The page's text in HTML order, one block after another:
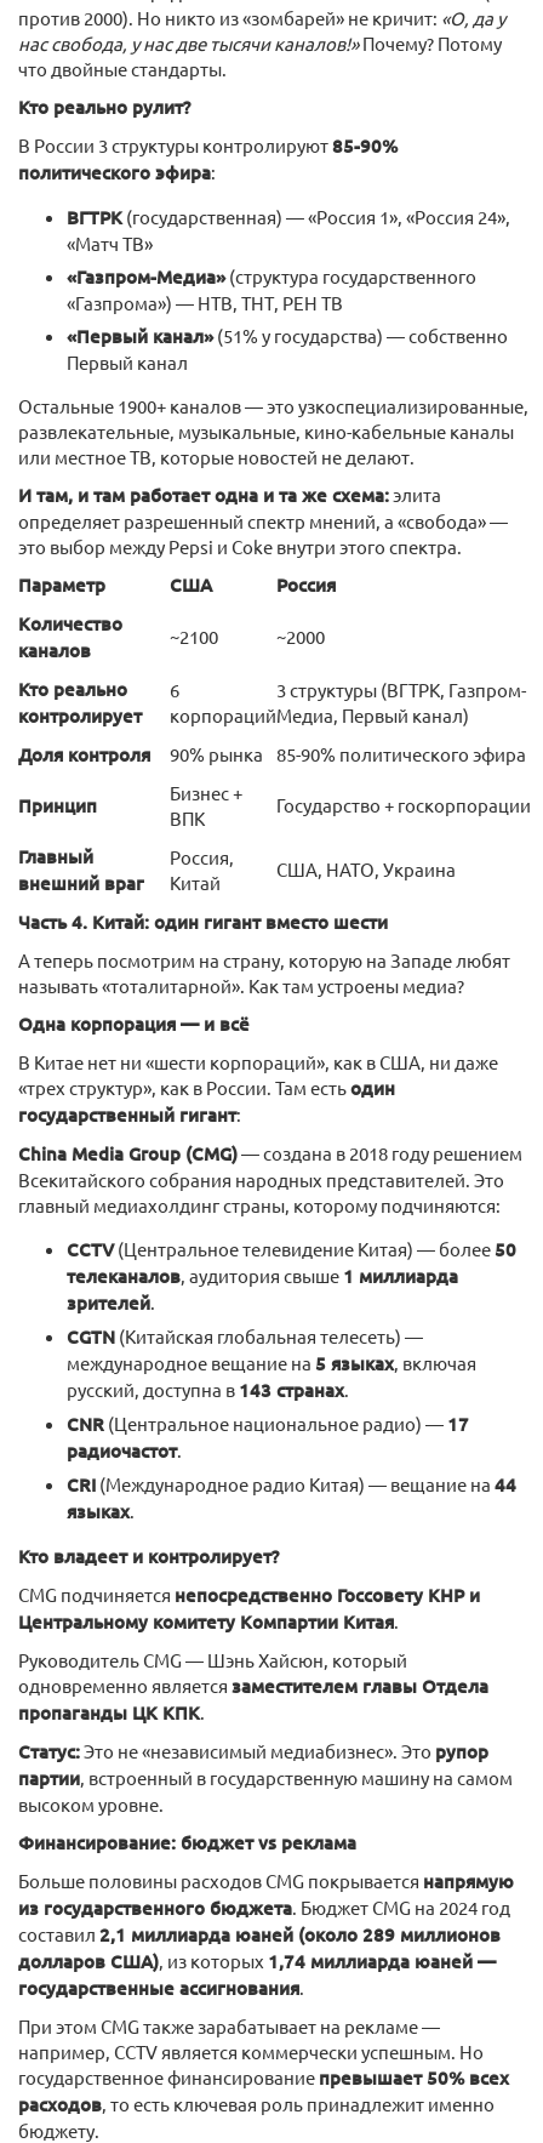
против 2000). Но никто из «зомбарей» не кричит: «О, да у
нас свобода, у нас две тысячи каналов!»Почему? Потому
что двойные стандарты.
Кто реально рулит?
В России 3 структуры контролируют85-90%
политического эфира:
ВГТРК (государственная) — «Россия 1», «Россия 24»,
«Матч ТВ»
«Газпром-Медиа»(структура государственного
«Газпрома») — НТВ, ТНТ, РЕН ТВ
«Первый канал»(51% у государства) — собственно
Первый канал
Остальные 1900+ каналов — это узкоспециализированные,
развлекательные, музыкальные, кино-кабельные каналы
или местное ТВ, которые новостей не делают.
И там, и там работает одна и та же схема:элита
определяет разрешенный спектр мнений, а «свобода» —
это выбор между Pepsi и Coke внутри этого спектра.
Параметр США
Россия
Количество
каналов
~2100 ~2000
Кто реально
контролирует
6
корпораций
3 структуры (ВГТРК, Газпром-
Медиа, Первый канал)
Доля контроля 90% рынка 85-90% политического эфира
Принцип
Бизнес +
ВПК
Государство + госкорпорации
Главный
внешний враг
Россия,
Китай
США, НАТО, Украина
Часть 4. Китай: один гигант вместо шести
А теперь посмотрим на страну, которую на Западе любят
называть «тоталитарной». Как там устроены медиа?
Одна корпорация — и всё
В Китае нет ни «шести корпораций», как в США, ни даже
«трех структур», как в России. Там естьодин
государственный гигант:
China Media Group (CMG)— создана в 2018 году решением
Всекитайского собрания народных представителей. Это
главный медиахолдинг страны, которому подчиняются:
CCTV(Центральное телевидение Китая) — более 50
телеканалов, аудитория свыше 1 миллиарда
зрителей.
CGTN (Китайская глобальная телесеть) —
международное вещание на 5 языках, включая
русский, доступна в 143 странах.
CNR (Центральное национальное радио) — 17
радиочастот.
CRI (Международное радио Китая) — вещание на 44
языках.
Кто владеет и контролирует?
CMG подчиняется непосредственно Госсовету КНР и
Центральному комитету Компартии Китая.
Руководитель CMG — Шэнь Хайсюн, который
одновременно является заместителем главы Отдела
пропаганды ЦК КПК.
Статус:Это не «независимый медиабизнес». Это рупор
партии, встроенный в государственную машину на самом
высоком уровне.
Финансирование: бюджет vs реклама
Больше половины расходов CMG покрывается напрямую
из государственного бюджета. Бюджет CMG на 2024 год
составил 2,1 миллиарда юаней (около 289 миллионов
долларов США), из которых 1,74 миллиарда юаней —
государственные ассигнования.
При этом CMG также зарабатывает на рекламе —
например, CCTV является коммерчески успешным. Но
государственное финансирование превышает 50% всех
расходов, то есть ключевая роль принадлежит именно
бюджету.